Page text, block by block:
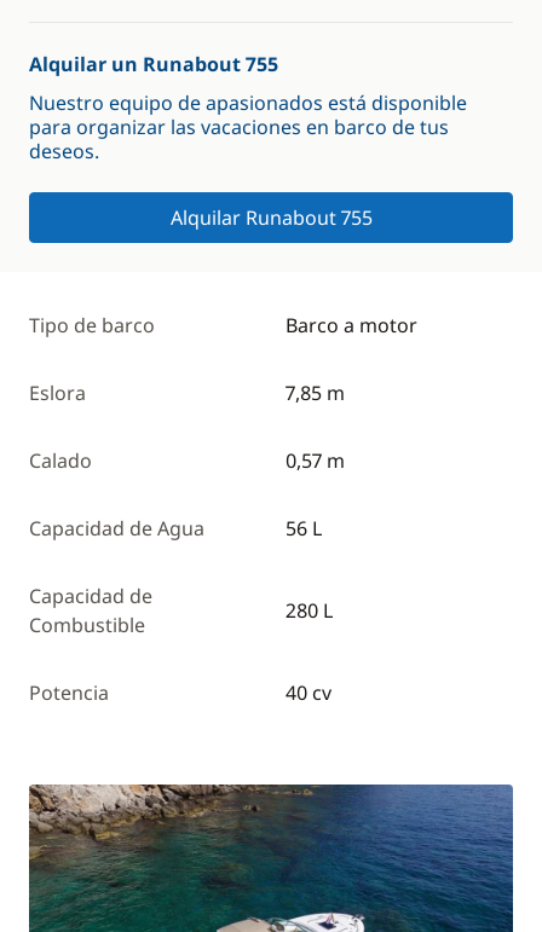
Alquilar un Runabout 755
Nuestro equipo de apasionados está disponible
para organizar las vacaciones en barco de tus
deseos.
Alquilar Runabout 755
Tipo de barco Barco a motor
Eslora 7,85 m
Calado 0,57 m
Capacidad de Agua 56 L
Capacidad de
Combustible
280 L
Potencia 40 cv